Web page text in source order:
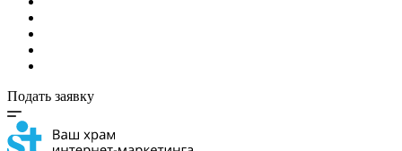
Подать заявку